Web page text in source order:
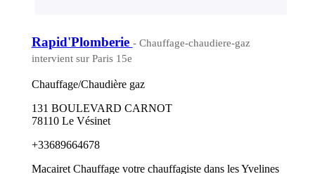
Rapid'Plomberie - Chauffage-chaudiere-gaz
intervient sur Paris 15e
Chauffage/Chaudière gaz
131 BOULEVARD CARNOT
78110 Le Vésinet
+33689664678
Macairet Chauffage votre chauffagiste dans les Yvelines